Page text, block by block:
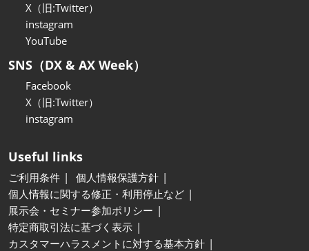
X（旧:Twitter）
instagram
YouTube
SNS（DX & AX Week）
Facebook
X（旧:Twitter）
instagram
Useful links
ご利用条件
個人情報保護方針
個人情報に関する修正・利用停止など
展示会・セミナー参加ポリシー
特定商取引法に基づく表示
カスタマーハラスメントに対する基本方針